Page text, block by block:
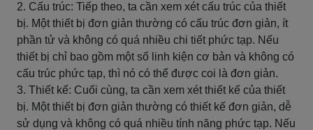
2. Cấu trúc: Tiếp theo, ta cần xem xét cấu trúc của thiết
bị. Một thiết bị đơn giản thường có cấu trúc đơn giản, ít
phần tử và không có quá nhiều chi tiết phức tạp. Nếu
thiết bị chỉ bao gồm một số linh kiện cơ bản và không có
cấu trúc phức tạp, thì nó có thể được coi là đơn giản.
3. Thiết kế: Cuối cùng, ta cần xem xét thiết kế của thiết
bị. Một thiết bị đơn giản thường có thiết kế đơn giản, dễ
sử dụng và không có quá nhiều tính năng phức tạp. Nếu